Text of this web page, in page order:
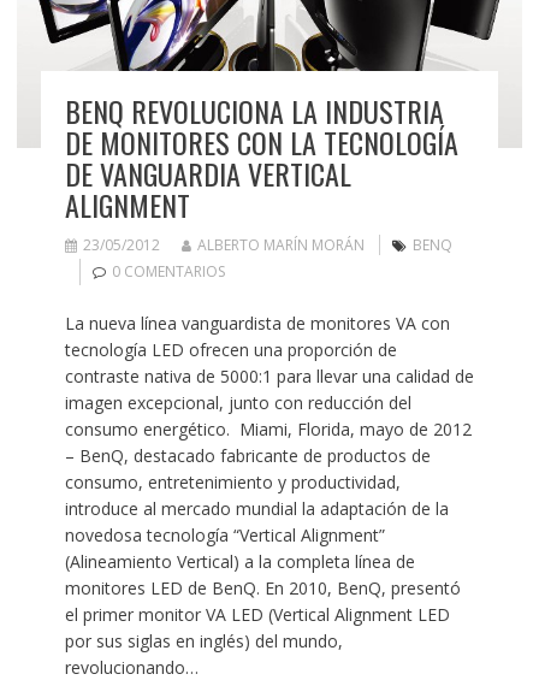
BENQ REVOLUCIONA LA INDUSTRIA
DE MONITORES CON LA TECNOLOGÍA
DE VANGUARDIA VERTICAL
ALIGNMENT
23/05/2012 ALBERTO MARÍN MORÁN
BENQ
0 COMENTARIOS
La nueva línea vanguardista de monitores VA con
tecnología LED ofrecen una proporción de
contraste nativa de 5000:1 para llevar una calidad de
imagen excepcional, junto con reducción del
consumo energético. Miami, Florida, mayo de 2012
– BenQ, destacado fabricante de productos de
consumo, entretenimiento y productividad,
introduce al mercado mundial la adaptación de la
novedosa tecnología “Vertical Alignment”
(Alineamiento Vertical) a la completa línea de
monitores LED de BenQ. En 2010, BenQ, presentó
el primer monitor VA LED (Vertical Alignment LED
por sus siglas en inglés) del mundo,
revolucionando…